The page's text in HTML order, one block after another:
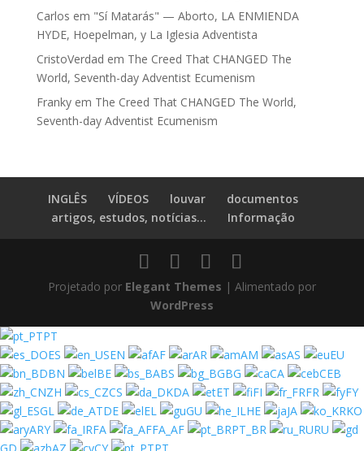
Carlos em "Sí Matarás" — Aborto, LA ENMIENDA
HYDE, Hoepelman, y La Iglesia Adventista
CristoVerdad em The Creed That CHANGED The
World, Seventh-day Adventist Ecumenism
Frankyem The Creed That CHANGED The World,
Seventh-day Adventist Ecumenism
INGLÊS VÍDEOS louvar
documentos
artigos, estudos, notícias...
Informação
Projetado por Elegant Themes | Alimentado por
WordPress
PT
ES
EN AF AR AM AS
EU
BN
BE BS BG CA
CEB
ZH
CS DA ET FI FR
FY
GL
DE EL GU HE JA
KO
ARY
FA FA_AF PT_BR
RU
GD
AZ CY PT